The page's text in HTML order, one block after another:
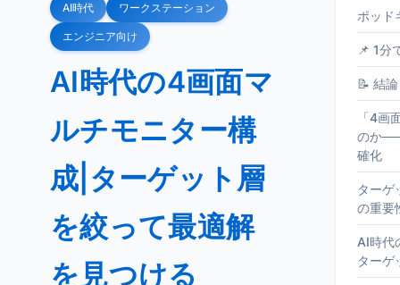
AI時代 ワークステーション
エンジニア向け
AI時代の4画面マ
ルチモニター構
成|ターゲット層
を絞って最適解
を見つける
ポッド
📌 1分
📝 結論
「4画
のか
確化
ターゲ
の重要
AI時代
ターゲ